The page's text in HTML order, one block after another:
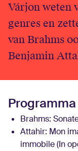
Várjon weten
genres en
van Brahms
Benjamin
Programma
Brahms:
Attahir: Mon
immobile (In